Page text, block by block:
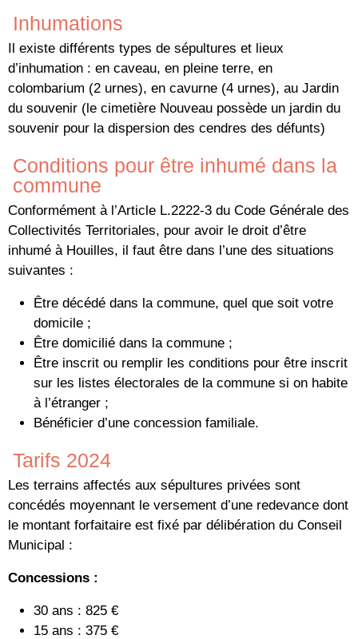
Inhumations
Il existe différents types de sépultures et lieux
d’inhumation : en caveau, en pleine terre, en
colombarium (2 urnes), en cavurne (4 urnes), au Jardin
du souvenir (le cimetière Nouveau possède un jardin du
souvenir pour la dispersion des cendres des défunts)
Conditions pour être inhumé dans la
commune
Conformément à l’Article L.2222-3 du Code Générale des
Collectivités Territoriales, pour avoir le droit d’être
inhumé à Houilles, il faut être dans l’une des situations
suivantes :
Être décédé dans la commune, quel que soit votre
domicile ;
Être domicilié dans la commune ;
Être inscrit ou remplir les conditions pour être inscrit
sur les listes électorales de la commune si on habite
à l’étranger ;
Bénéficier d’une concession familiale.
Tarifs 2024
Les terrains affectés aux sépultures privées sont
concédés moyennant le versement d’une redevance dont
le montant forfaitaire est fixé par délibération du Conseil
Municipal :
Concessions :
30 ans : 825 €
15 ans : 375 €